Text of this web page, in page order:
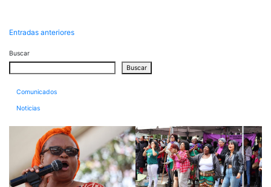
Navegación
de
entradas
Entradas anteriores
Buscar
Buscar
Comunicados
Noticias